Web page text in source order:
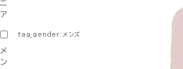
ニ
ア
tag_gender:メンズ
メ
ン